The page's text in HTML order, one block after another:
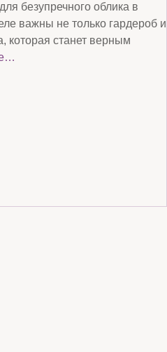
безупречного облика в
важны не только гардероб и
которая станет верным